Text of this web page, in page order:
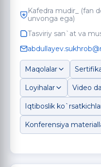
Kafedra mudir_ (fan
unvonga ega)
Tasviriy san`at va
Maqolalar
Loyihalar Video
Iqtiboslik
Konferensiya